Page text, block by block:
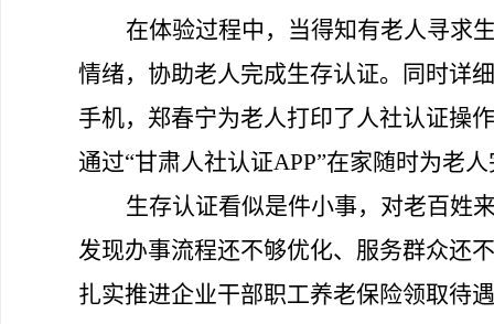
在体验过程中，当得知有老人寻求
情绪，协助老人完成生存认证。同时详
手机，郑春宁为老人打印了人社认证操
通过“甘肃人社认证APP”在家随时为老
生存认证看似是件小事，对老百姓
发现办事流程还不够优化、服务群众还
扎实推进企业干部职工养老保险领取待